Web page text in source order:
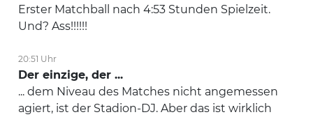
Erster Matchball nach 4:53 Stunden Spielzeit.
Und? Ass!!!!!!
20:51 Uhr
Der einzige, der ...
... dem Niveau des Matches nicht angemessen
agiert, ist der Stadion-DJ. Aber das ist wirklich